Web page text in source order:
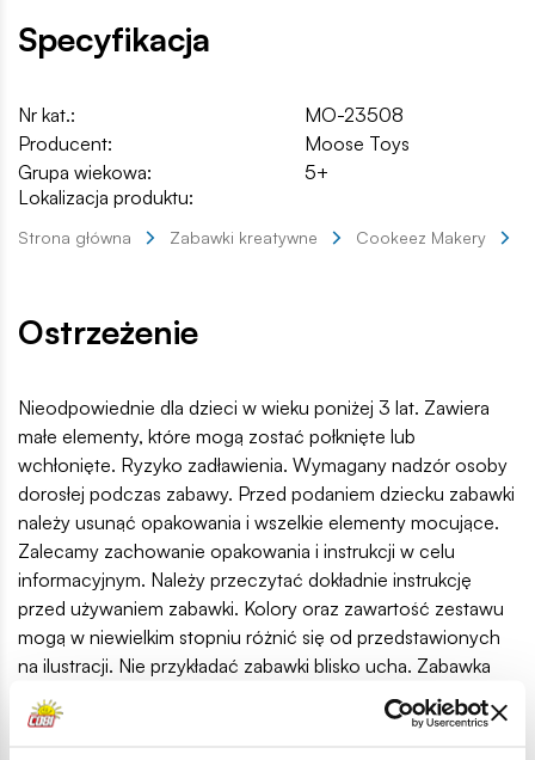
Specyfikacja
Nr kat.:
MO-23508
Producent:
Moose Toys
Grupa wiekowa:
5+
Lokalizacja produktu:
Strona główna Zabawki kreatywne Cookeez Makery
Ostrzeżenie
Nieodpowiednie dla dzieci w wieku poniżej 3 lat. Zawiera
małe elementy, które mogą zostać połknięte lub
wchłonięte. Ryzyko zadławienia. Wymagany nadzór osoby
dorosłej podczas zabawy. Przed podaniem dziecku zabawki
należy usunąć opakowania i wszelkie elementy mocujące.
Zalecamy zachowanie opakowania i instrukcji w celu
informacyjnym. Należy przeczytać dokładnie instrukcję
przed używaniem zabawki. Kolory oraz zawartość zestawu
mogą w niewielkim stopniu różnić się od przedstawionych
na ilustracji. Nie przykładać zabawki blisko ucha. Zabawka
zawiera elementy elektroniczne: Nie należy zanurzać w
wodzie. Czyszczenie tylko powierzchni zewnętrznej